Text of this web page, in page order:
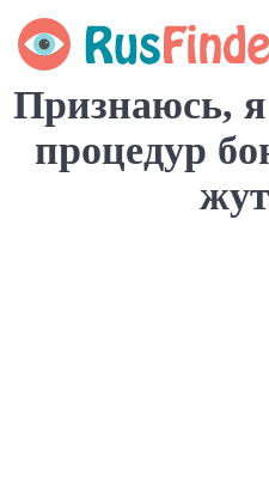
Признаюсь,
процедур